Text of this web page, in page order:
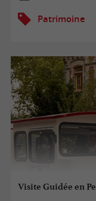
Patrimoine
Visite Guidée en